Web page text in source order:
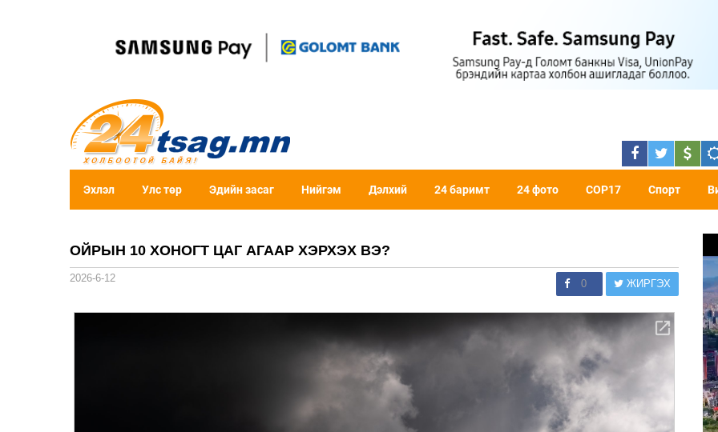
Эхлэл Улс төр Эдийн засаг Нийгэм Дэлхий 24 баримт 24 фото COP17 Спорт
ОЙРЫН 10 ХОНОГТ ЦАГ АГААР ХЭРХЭХ ВЭ?
2026-6-12 0 ЖИРГЭХ